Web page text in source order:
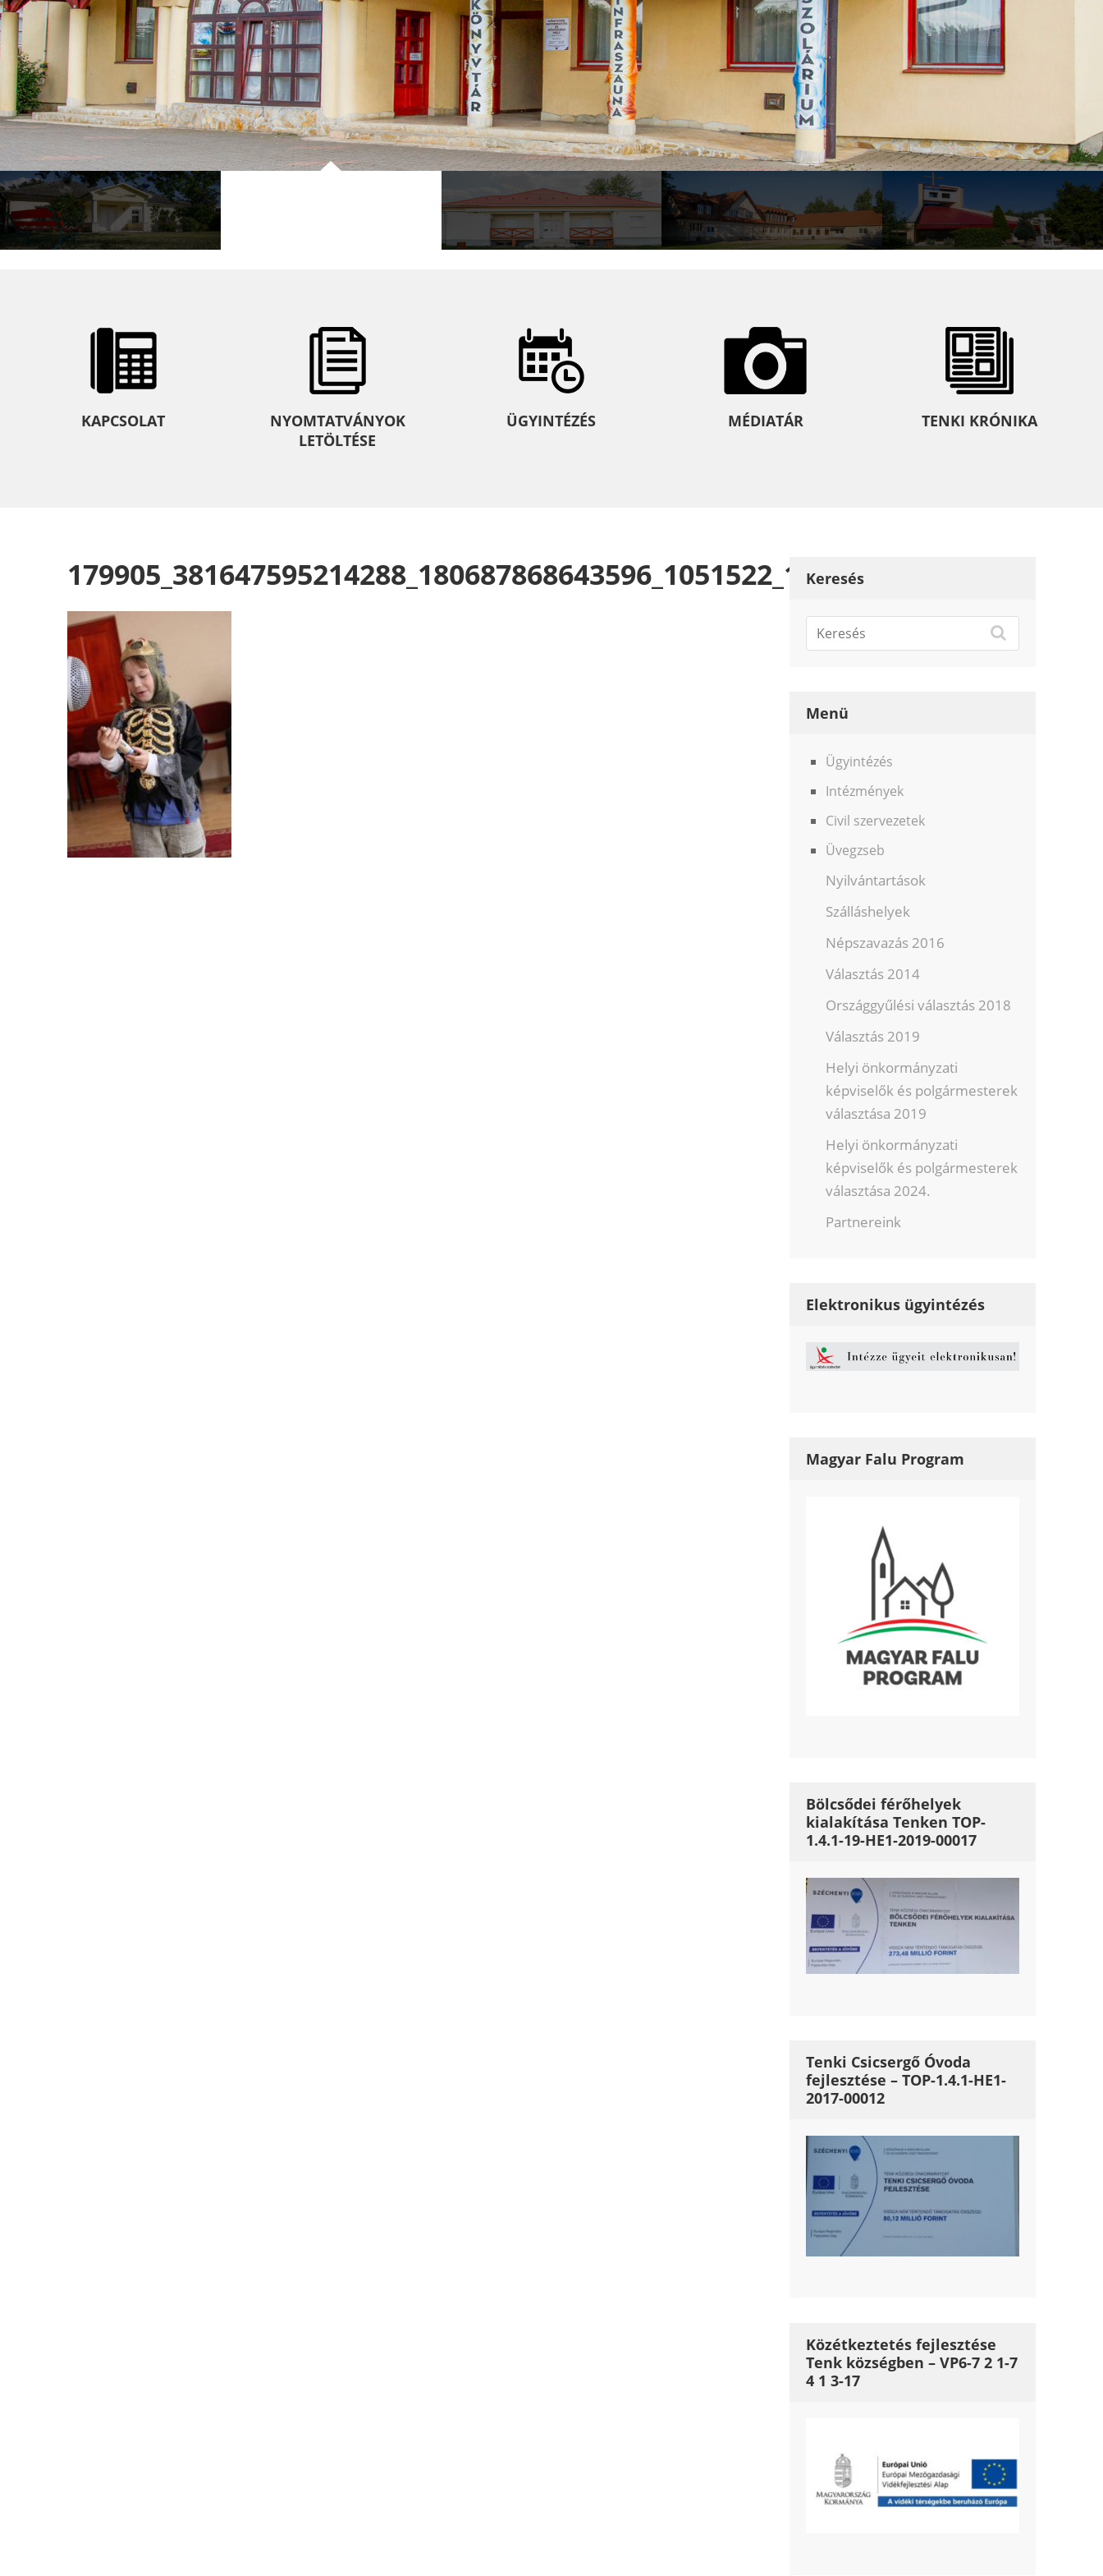
KAPCSOLAT
NYOMTATVÁNYOK
LETÖLTÉSE
ÜGYINTÉZÉS MÉDIATÁR TENKI KRÓNIKA
179905_381647595214288_180687868643596_1051522_189194015_n
Keresés
Menü
Ügyintézés
Intézmények
Civil szervezetek
Üvegzseb
Nyilvántartások
Szálláshelyek
Népszavazás 2016
Választás 2014
Országgyűlési választás 2018
Választás 2019
Helyi önkormányzati
képviselők és polgármesterek
választása 2019
Helyi önkormányzati
képviselők és polgármesterek
választása 2024.
Partnereink
Elektronikus ügyintézés
Magyar Falu Program
Bölcsődei férőhelyek
kialakítása Tenken TOP-
1.4.1-19-HE1-2019-00017
Tenki Csicsergő Óvoda
fejlesztése – TOP-1.4.1-HE1-
2017-00012
Közétkeztetés fejlesztése
Tenk községben – VP6-7 2 1-7
4 1 3-17